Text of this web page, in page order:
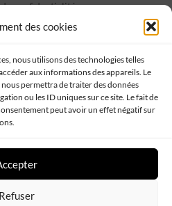
des cookies
nous utilisons des technologies telles
aux informations des appareils. Le
permettra de traiter des données
ou les ID uniques sur ce site. Le fait de
peut avoir un effet négatif sur
Refuser
confidentialité
Contact
nous :
- Propulsé parWeb My Sister-Plan
de site